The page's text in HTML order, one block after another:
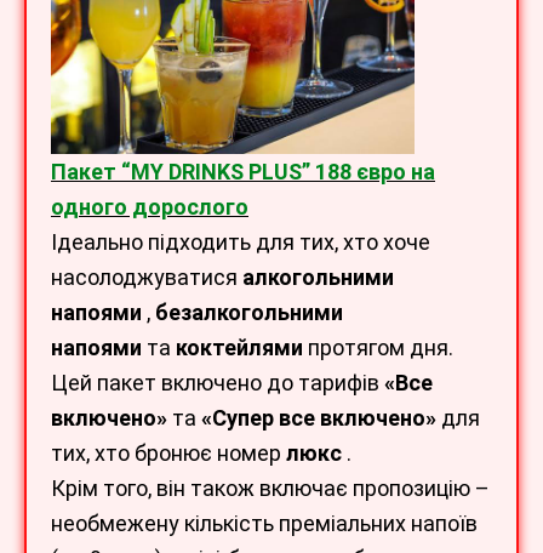
Пакет “MY DRINKS PLUS” 188 євро на
одного дорослого
Ідеально підходить для тих, хто хоче
насолоджуватися алкогольними
напоями , безалкогольними
напоями та коктейлями протягом дня.
Цей пакет включено до тарифів «Все
включено» та «Супер все включено» для
тих, хто бронює номер люкс .
Крім того, він також включає пропозицію –
необмежену кількість преміальних напоїв